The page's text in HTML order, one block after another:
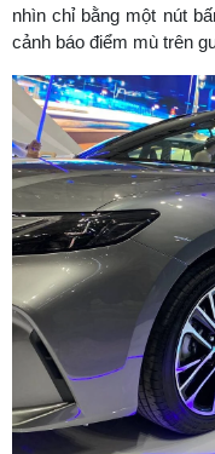
nhìn chỉ bằng một nút
cảnh báo điểm mù trên